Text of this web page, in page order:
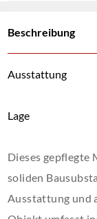
Beschreibung
Ausstattung
Lage
Dieses gepflegte
soliden
Ausstattung und